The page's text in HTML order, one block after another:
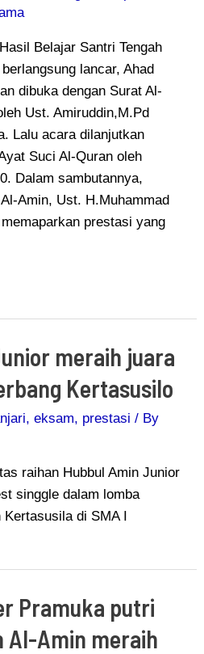
Belajar Santri Tengah
lancar, Ahad
dibuka dengan Surat Al-
Ust. Amiruddin,M.Pd
Lalu acara dilanjutkan
Suci Al-Quran oleh
Dalam sambutannya,
Amin, Ust. H.Muhammad
prestasi yang
meraih juara
Kertasusilo
,eksam, prestasi / By
raihan Hubbul Amin Junior
singgle dalam lomba
di SMA I
Pramuka putri
Al-Amin meraih